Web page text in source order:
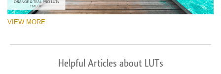
VIEW MORE
Helpful Articles about LUTs